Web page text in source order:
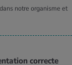
notre organisme et
cor­recte